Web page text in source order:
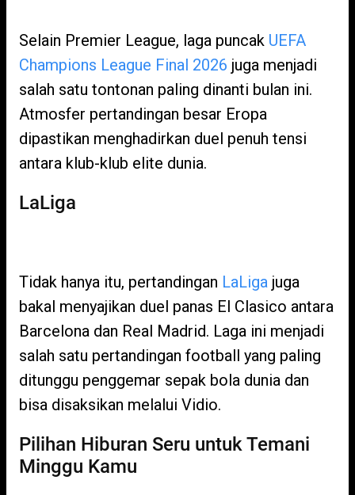
Selain Premier League, laga puncak UEFA
Champions League Final 2026 juga menjadi
salah satu tontonan paling dinanti bulan ini.
Atmosfer pertandingan besar Eropa
dipastikan menghadirkan duel penuh tensi
antara klub-klub elite dunia.
LaLiga
Tidak hanya itu, pertandingan LaLiga juga
bakal menyajikan duel panas El Clasico antara
Barcelona dan Real Madrid. Laga ini menjadi
salah satu pertandingan football yang paling
ditunggu penggemar sepak bola dunia dan
bisa disaksikan melalui Vidio.
Pilihan Hiburan Seru untuk Temani
Minggu Kamu